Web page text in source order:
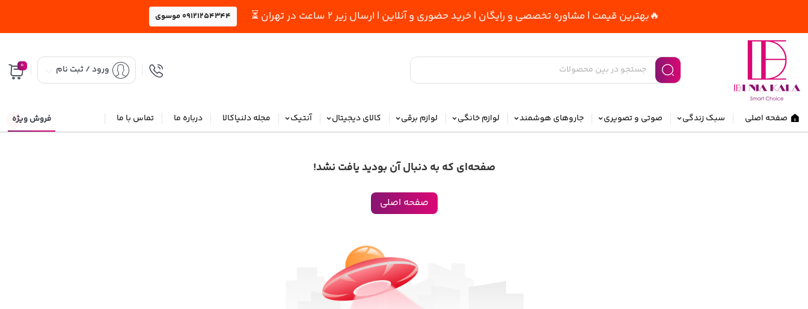
🔥بهترین قیمت | مشاوره تخصصی و رایگان | خرید حضوری و آنلاین | ارسال زیر 2 ساعت در تهران ⏳ 09121254344 موسوی
ورود / ثبت نام 0
صفحه اصلی سبک زندگی صوتی و تصویری جاروهای هوشمند لوازم خانگی لوازم برقی کالای دیجیتال آنتیک مجله دلنیاکالا درباره ما تماس با ما فروش ویژه
صفحه‌ای که به دنبال آن بودید یافت نشد!
صفحه اصلی